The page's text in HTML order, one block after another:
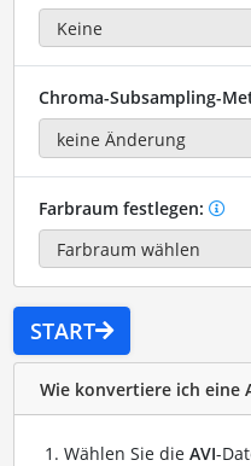
Chroma-Subsampling-
Farbraum festlegen:
START
Wie konvertiere ich eine
Wählen Sie die AVI-